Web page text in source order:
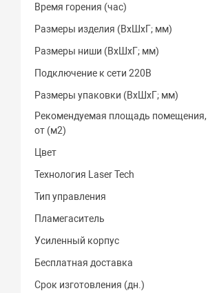
Время горения (час)
Размеры изделия (ВхШхГ; мм)
Размеры ниши (ВхШхГ; мм)
Подключение к сети 220В
Размеры упаковки (ВхШхГ; мм)
Рекомендуемая площадь помещения,
от (м2)
Цвет
Технология Laser Tech
Тип управления
Пламегаситель
Усиленный корпус
Бесплатная доставка
Срок изготовления (дн.)